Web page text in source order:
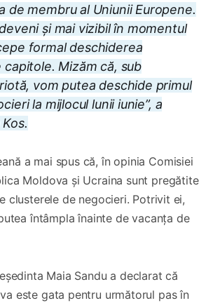
de membru al Uniunii Europene.
și mai vizibil în momentul
formal deschiderea
Mizăm că, sub
vom putea deschide primul
la mijlocul lunii iunie”, a
a mai spus că, în opinia Comisiei
Moldova și Ucraina sunt pregătite
clusterele de negocieri. Potrivit ei,
întâmpla înainte de vacanța de
Maia Sandu a declarat că
este gata pentru următorul pas în